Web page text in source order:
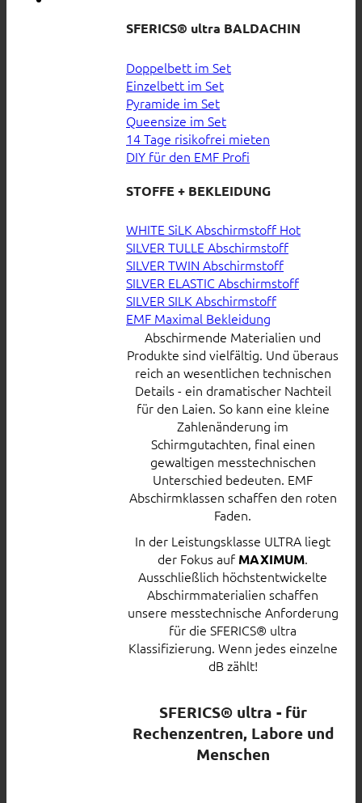
SFERICS® ultra BALDACHIN
Doppelbett im Set
Einzelbett im Set
Pyramide im Set
Queensize im Set
14 Tage risikofrei mieten
DIY für den EMF Profi
STOFFE + BEKLEIDUNG
WHITE SiLK Abschirmstoff
SILVER TULLE Abschirmstoff
SILVER TWIN Abschirmstoff
SILVER ELASTIC Abschirmstoff
SILVER SILK Abschirmstoff
EMF Maximal Bekleidung
Abschirmende Materialien und
Produkte sind vielfältig. Und überaus
reich an wesentlichen technischen
Details - ein dramatischer Nachteil
für den Laien. So kann eine kleine
Zahlenänderung im
Schirmgutachten, final einen
gewaltigen messtechnischen
Unterschied bedeuten. EMF
Abschirmklassen schaffen den roten
Faden.
In der Leistungsklasse ULTRA liegt
der Fokus auf MAXIMUM.
Ausschließlich höchstentwickelte
Abschirmmaterialien schaffen
unsere messtechnische Anforderung
für die SFERICS® ultra
Klassifizierung. Wenn jedes einzelne
dB zählt!
SFERICS® ultra - für
Rechenzentren, Labore und
Menschen